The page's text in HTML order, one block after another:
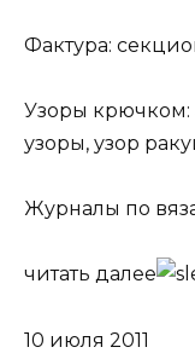
Фактура:
Узоры
узоры, узор
Журналы по
читать далее
10 июля 2011